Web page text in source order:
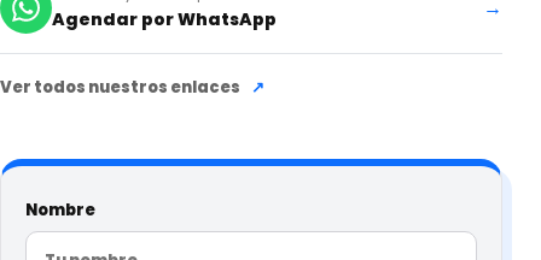
Agendar por WhatsApp →
Ver todos nuestros enlaces ↗
Nombre